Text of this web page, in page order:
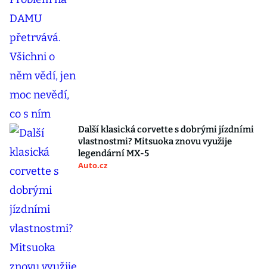
Další klasická corvette s dobrými jízdními
vlastnostmi? Mitsuoka znovu využije
legendární MX-5
Auto.cz